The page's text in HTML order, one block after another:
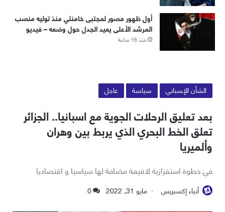
أول ظهور مصور لمجتبى خامنئي منذ توليه منصب
المرشد الأعلى يعيد الجدل حول وضعه – فيديو
منذ 16 ساعة